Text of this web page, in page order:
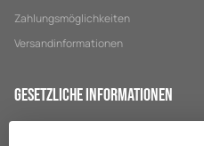
Zahlungsmöglichkeiten
Versandinformationen
Gesetzliche Informationen